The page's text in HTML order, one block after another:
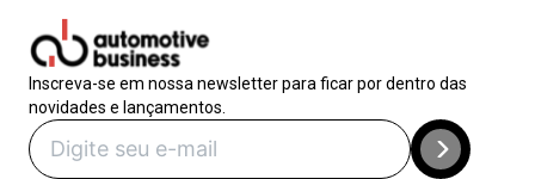
Inscreva-se em nossa newsletter para ficar por dentro das
novidades e lançamentos.